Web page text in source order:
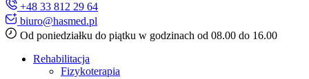
+48 33 812 29 64
biuro@hasmed.pl
Od poniedziałku do piątku w godzinach od 08.00 do 16.00
Rehabilitacja
Fizykoterapia